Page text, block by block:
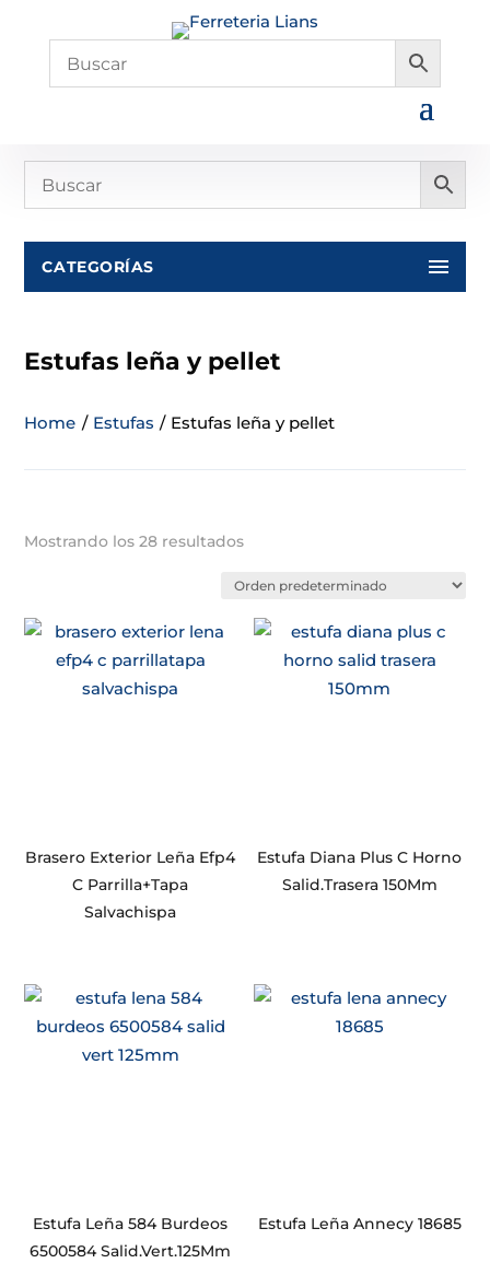
CATEGORÍAS
Estufas leña y pellet
Home / Estufas / Estufas leña y pellet
Mostrando los 28 resultados
Brasero Exterior Leña Efp4
C Parrilla+Tapa
Salvachispa
Estufa Diana Plus C Horno
Salid.Trasera 150Mm
Estufa Leña 584 Burdeos
6500584 Salid.Vert.125Mm
Estufa Leña Annecy 18685